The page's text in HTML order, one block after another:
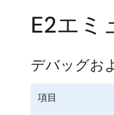
E2エミ
デバッグお
項目